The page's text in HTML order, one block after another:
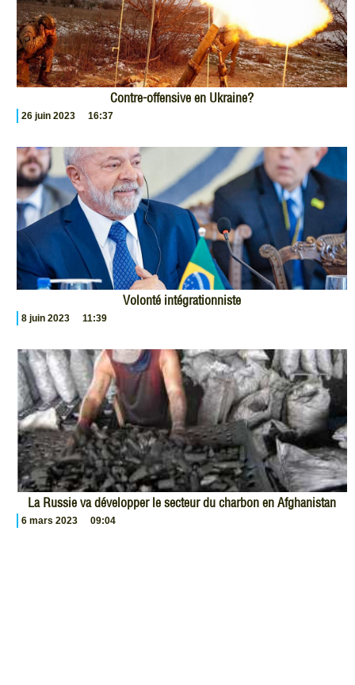
Contre-offensive en Ukraine?
26 juin 2023 16:37
Volonté intégrationniste
8 juin 2023 11:39
La Russie va développer le secteur du charbon en Afghanistan
6 mars 2023 09:04